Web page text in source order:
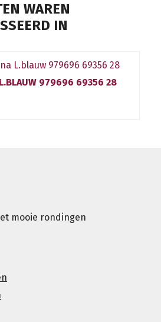
WAREN
IN
979696 69356 28
mooie rondingen